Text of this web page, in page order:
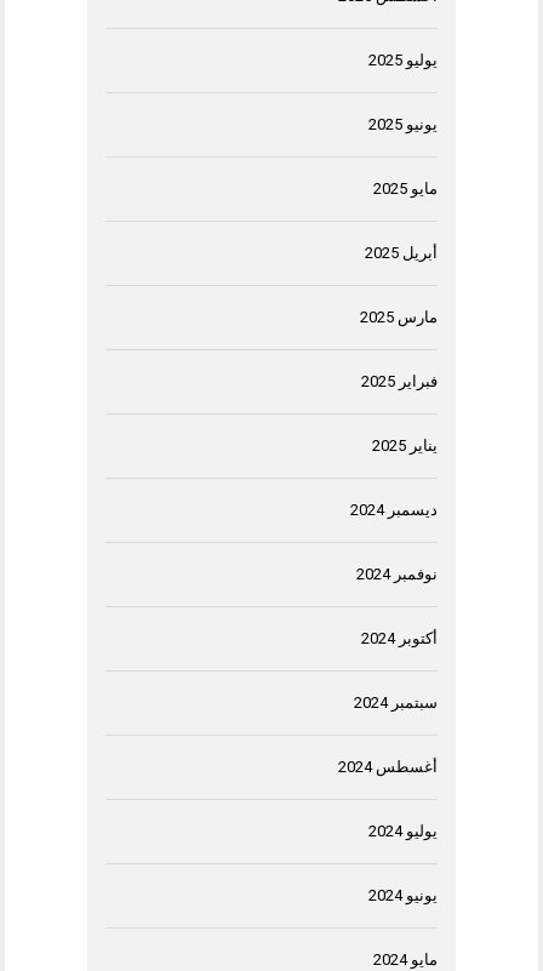
يوليو 2025
يونيو 2025
مايو 2025
أبريل 2025
مارس 2025
فبراير 2025
يناير 2025
ديسمبر 2024
نوفمبر 2024
أكتوبر 2024
سبتمبر 2024
أغسطس 2024
يوليو 2024
يونيو 2024
مايو 2024